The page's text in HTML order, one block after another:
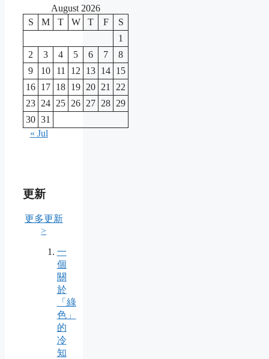
August 2026
S
M T W T F
S
1
2
3 4 5 6 7
8
9
10 11 12 13 14 15
16 17 18 19 20 21
22
23 24 25 26 27 28 29
30 31
« Jul
更新
更多更新
>
一
個
關
於
「綠
色」
的
冷
知